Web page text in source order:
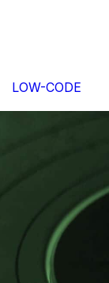
LOW-CODE